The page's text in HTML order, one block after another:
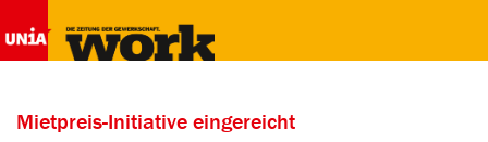
Mietpreis-Initiative eingereicht